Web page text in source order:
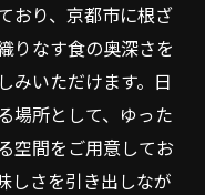
おり、京都市に根ざ
りなす食の奥深さを
みいただけます。日
場所として、ゆった
空間をご用意してお
しさを引き出しなが